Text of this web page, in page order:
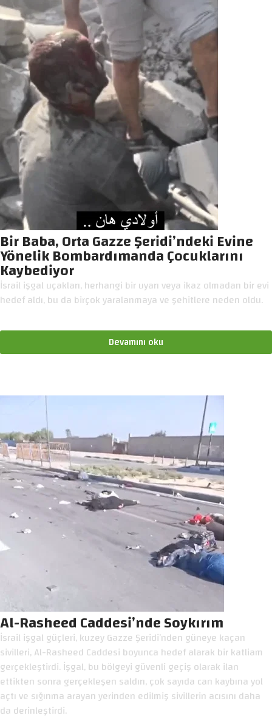
Bir Baba, Orta Gazze Şeridi’ndeki Evine
Yönelik Bombardımanda Çocuklarını
Kaybediyor
İsrail işgal uçakları, herhangi bir uyarı veya ikaz olmadan bir evi
hedef aldı, bu da birçok yaralanmaya ve şehitlere neden oldu.
Devamını oku
Al-Rasheed Caddesi’nde Soykırım
İsrail işgal güçleri, kuzey Gazze Şeridi’nden güneye kaçan
sivilleri, Al-Rasheed Caddesi boyunca hedef alarak bir katliam
gerçekleştirdi. İşgal, bu bölgeyi güvenli geçiş olarak ilan
ettikten sonra gerçekleşen saldırı, çok sayıda can kaybına yol
açtı ve sığınma arayan yerinden edilmiş sivillerin acısını daha
da derinleştirdi.